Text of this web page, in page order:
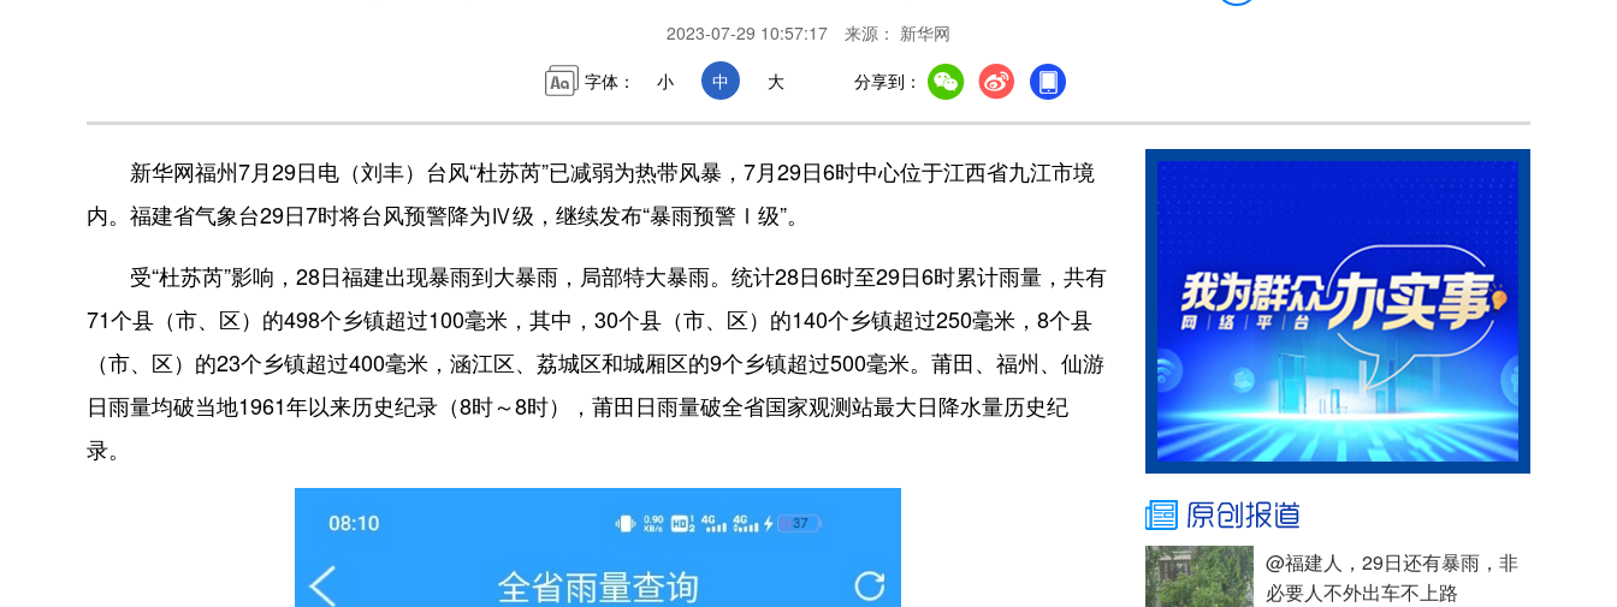
2023-07-29 10:57:17 来源： 新华网
字体：
小 中 大 分享到：
新华网福州7月29日电（刘丰）台风“杜苏芮”已减弱为热带风暴，7月29日6时中心位于江西省九江市境
内。福建省气象台29日7时将台风预警降为Ⅳ级，继续发布“暴雨预警Ⅰ级”。
受“杜苏芮”影响，28日福建出现暴雨到大暴雨，局部特大暴雨。统计28日6时至29日6时累计雨量，共有
71个县（市、区）的498个乡镇超过100毫米，其中，30个县（市、区）的140个乡镇超过250毫米，8个县
（市、区）的23个乡镇超过400毫米，涵江区、荔城区和城厢区的9个乡镇超过500毫米。莆田、福州、仙游
日雨量均破当地1961年以来历史纪录（8时～8时），莆田日雨量破全省国家观测站最大日降水量历史纪
录。
@福建人，29日还有暴雨，非
必要人不外出车不上路